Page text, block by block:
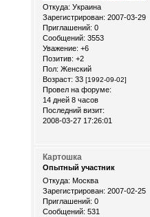
Откуда: Украина
Зарегистрирован: 2007-03-29
Приглашений: 0
Сообщений: 3553
Уважение: +6
Позитив: +2
Пол: Женский
Возраст: 33 [1992-09-02]
Провел на форуме:
14 дней 8 часов
Последний визит:
2008-03-27 17:26:01
Картошка
Опытный участник
Откуда: Москва
Зарегистрирован: 2007-02-25
Приглашений: 0
Сообщений: 531